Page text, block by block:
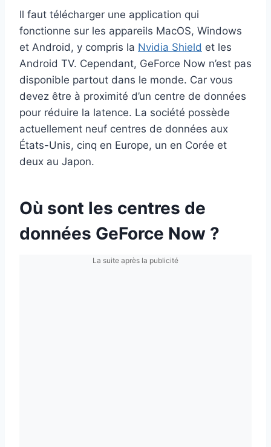
Il faut télécharger une application qui
fonctionne sur les appareils MacOS, Windows
et Android, y compris la Nvidia Shield et les
Android TV. Cependant, GeForce Now n’est pas
disponible partout dans le monde. Car vous
devez être à proximité d’un centre de données
pour réduire la latence. La société possède
actuellement neuf centres de données aux
États-Unis, cinq en Europe, un en Corée et
deux au Japon.
Où sont les centres de
données GeForce Now ?
La suite après la publicité